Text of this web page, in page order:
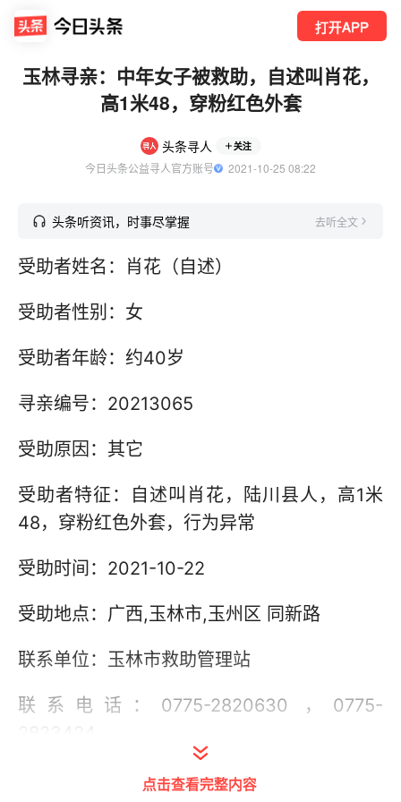
打开APP
玉林寻亲：中年女子被救助，自述叫肖花，
高1米48，穿粉红色外套
头条寻人 关注
今日头条公益寻人官方账号
  2021-10-25 08:22
头条听资讯，时事尽掌握 去听全文
受助者姓名：肖花（自述）
受助者性别：女
受助者年龄：约40岁
寻亲编号：20213065
受助原因：其它
受助者特征：自述叫肖花，陆川县人，高1米
48，穿粉红色外套，行为异常
受助时间：2021-10-22
受助地点：广西,玉林市,玉州区 同新路
联系单位：玉林市救助管理站
联系电话：0775-2820630 ，0775-
点击查看完整内容